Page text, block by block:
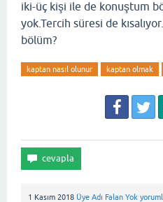
iki-üç kişi ile de konuştum
yok.Tercih süresi de
bölüm?
kaptan nasıl olunur kaptan olmak
1 Kasım 2018 Üye Adı Falan Yok